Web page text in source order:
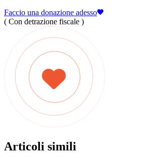
Faccio una donazione adesso
( Con detrazione fiscale )
Articoli simili